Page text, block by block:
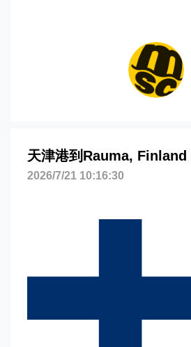
天津港到Rauma, Finland
2026/7/21 10:16:30